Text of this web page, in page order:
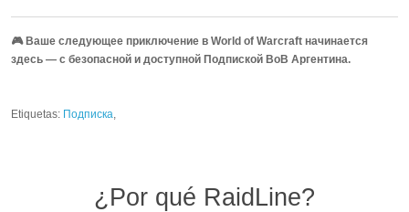
🎮 Ваше следующее приключение в World of Warcraft начинается
здесь — с безопасной и доступной Подпиской ВоВ Аргентина.
Etiquetas: Подписка
¿Por qué RaidLine?